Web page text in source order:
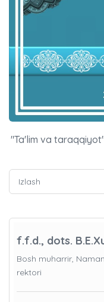
"Ta'lim va
f.f.d., dots.
Bosh muharrir,
rektori